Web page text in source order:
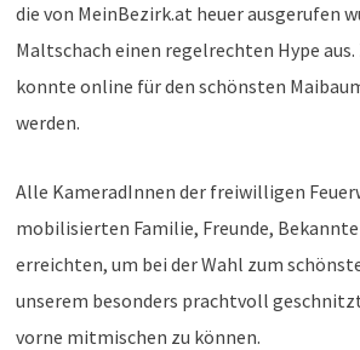
die von MeinBezirk.at heuer ausgerufen
Maltschach einen regelrechten Hype
konnte online für den schönsten
werden.
Alle KameradInnen der freiwilligen
mobilisierten Familie, Freunde,
erreichten, um bei der Wahl zum
unserem besonders prachtvoll
vorne mitmischen zu können.